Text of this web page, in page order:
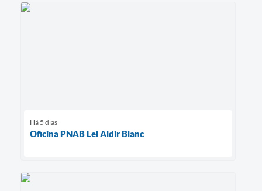
Há 5 dias
Oficina PNAB Lei Aldir Blanc